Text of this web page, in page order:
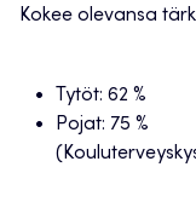
Kokee olevansa
Tytöt: 62 %
Pojat: 75 %